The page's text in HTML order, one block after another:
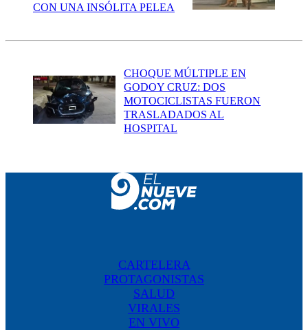
CON UNA INSÓLITA PELEA
CHOQUE MÚLTIPLE EN
GODOY CRUZ: DOS
MOTOCICLISTAS FUERON
TRASLADADOS AL
HOSPITAL
CARTELERA
PROTAGONISTAS
SALUD
VIRALES
EN VIVO